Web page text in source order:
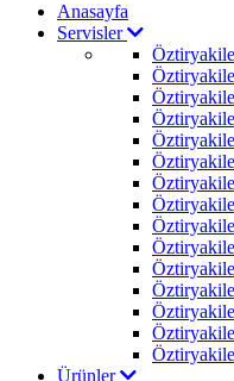
Anasayfa
Servisler
Ürünler